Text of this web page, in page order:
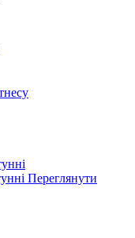
Переглянути